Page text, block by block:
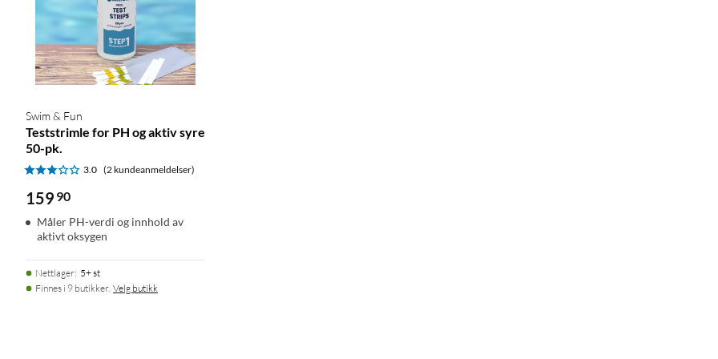
Swim & Fun
Teststrimle for PH og aktiv syre
50-pk.
3.0 (2 kundeanmeldelser)
159 90
Måler PH-verdi og innhold av
aktivt oksygen
Nettlager: 5+ st
Finnes i 9 butikker. Velg butikk